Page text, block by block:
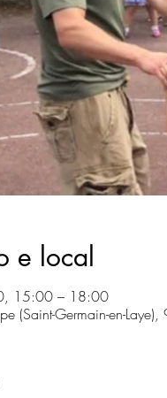
e local
15:00 – 18:00
(Saint-Germain-en-